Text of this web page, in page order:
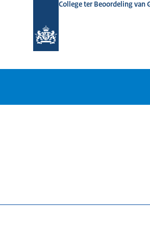
College ter Beoordeling van